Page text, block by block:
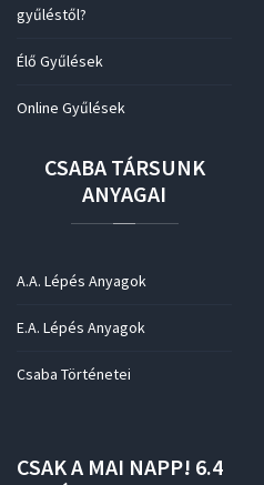
gyűléstől?
Élő Gyűlések
Online Gyűlések
CSABA TÁRSUNK
ANYAGAI
A.A. Lépés Anyagok
E.A. Lépés Anyagok
Csaba Történetei
CSAKA MAI NAPP! 6.4